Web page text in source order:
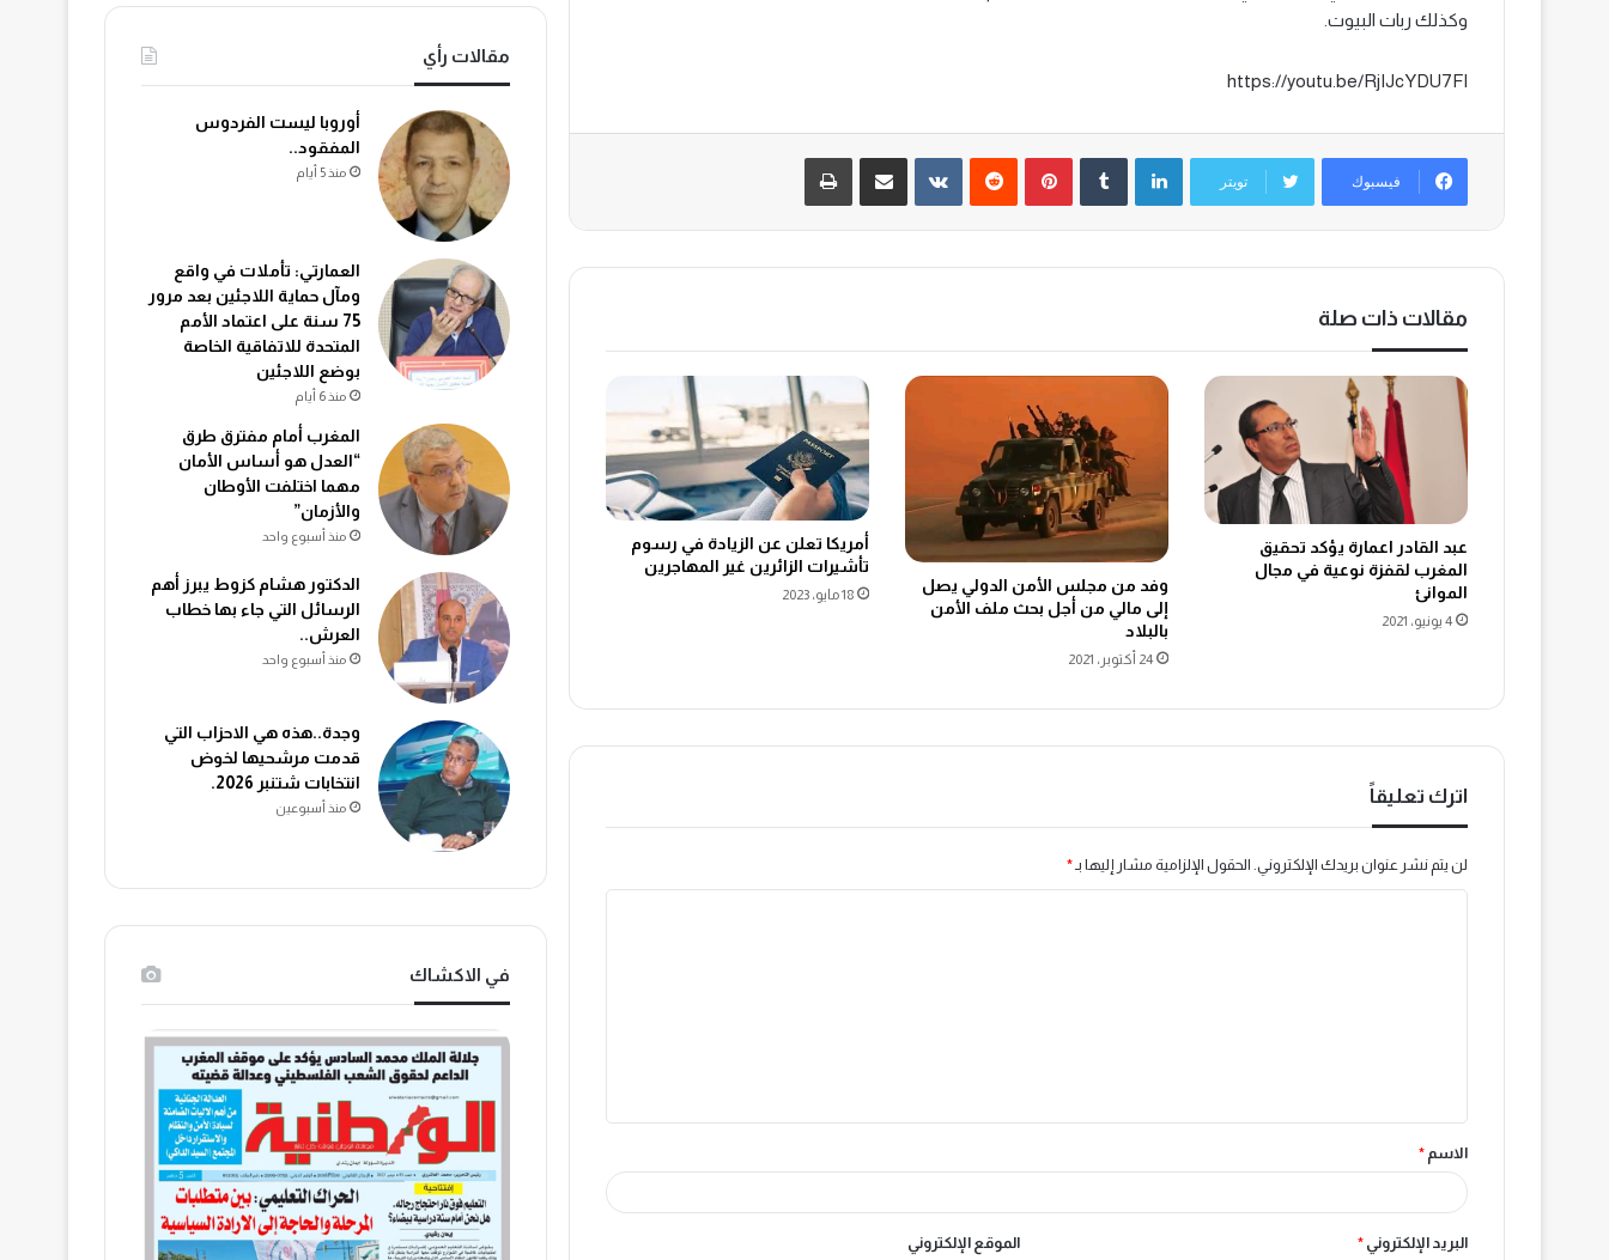
وكذلك ربات البيوت.
https://youtu.be/RjIJcYDU7FI
فيسبوك تويتر
لينكدإن بينتيريست ‏VKontakte
مقالات ذات صلة
عبد القادر اعمارة يؤكد تحقيق
المغرب لقفزة نوعية في مجال
الموانئ
4 يونيو، 2021
وفد من مجلس الأمن الدولي يصل
إلى مالي من أجل بحث ملف الأمن
بالبلاد
24 أكتوبر، 2021
أمريكا تعلن عن الزيادة في رسوم
تأشيرات الزائرين غير المهاجرين
18 مايو، 2023
اترك تعليقاً
لن يتم نشر عنوان بريدك الإلكتروني. الحقول الإلزامية مشار إليها بـ*
ق
*
الاسم *
البريد الإلكتروني * الموقع الإلكتروني
مقالات رأي
أوروبا ليست الفردوس
المفقود..
منذ 5 أيام
العمارتي: تأملات في واقع
ومآل حماية اللاجئين بعد مرور
75 سنة على اعتماد الأمم
المتحدة للاتفاقية الخاصة
بوضع اللاجئين
منذ 6 أيام
المغرب أمام مفترق طرق
“العدل هو أساس الأمان
مهما اختلفت الأوطان
والأزمان”
منذ أسبوع واحد
الدكتور هشام كزوط يبرز أهم
الرسائل التي جاء بها خطاب
العرش..
منذ أسبوع واحد
وجدة..هذه هي الاحزاب التي
قدمت مرشحيها لخوض
انتخابات شتنبر 2026.
منذ أسبوعين
في الاكشاك